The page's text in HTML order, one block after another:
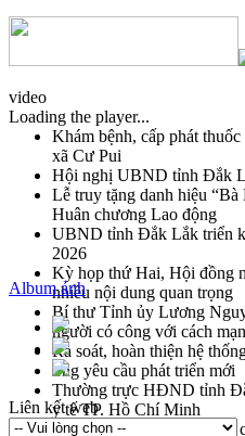
video
Loading the player...
Khám bệnh, cấp phát
xã Cư Pui
Hội nghị UBND tỉnh Đắk
Lễ truy tặng danh hiệu
Huân chương Lao động
UBND tỉnh Đắk Lắk triển
2026
Kỳ họp thứ Hai, Hội đồng
nhiều nội dung quan trọng
Bí thư Tỉnh ủy Lương
người có công với cách
Rà soát, hoàn thiện hệ
ứng yêu cầu phát triển mới
Thường trực HĐND tỉnh
y tế TP. Hồ Chí Minh
Lễ truy điệu và an táng hài
Album ảnh
Liên kết web